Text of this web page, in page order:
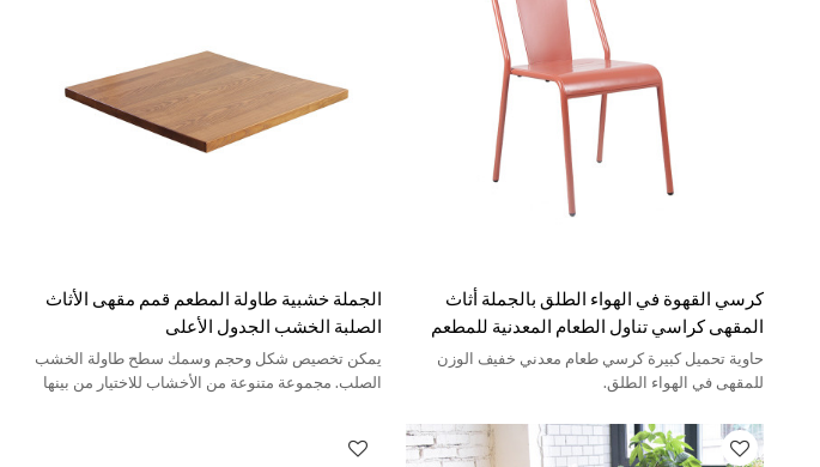
كرسي القهوة في الهواء الطلق بالجملة أثاث
المقهى كراسي تناول الطعام المعدنية للمطعم
حاوية تحميل كبيرة كرسي طعام معدني خفيف الوزن
للمقهى في الهواء الطلق.
الجملة خشبية طاولة المطعم قمم مقهى الأثاث
الصلبة الخشب الجدول الأعلى
يمكن تخصيص شكل وحجم وسمك سطح طاولة الخشب
الصلب. مجموعة متنوعة من الأخشاب للاختيار من بينها